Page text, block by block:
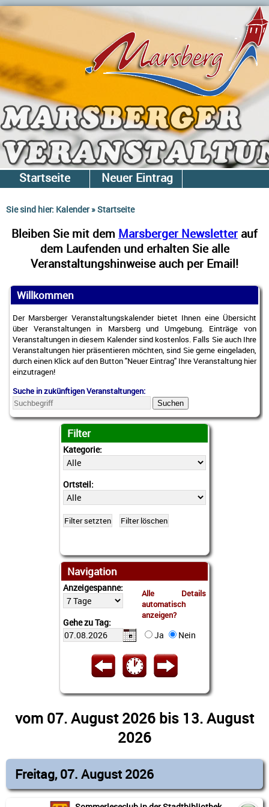
Startseite
Neuer Eintrag
Sie sind hier: Kalender»Startseite
Bleiben Sie mit dem Marsberger Newsletter auf
dem Laufenden und erhalten Sie alle
Veranstaltungshinweise auch per Email!
Willkommen
Der Marsberger Veranstaltungskalender bietet Ihnen eine Übersicht
über Veranstaltungen in Marsberg und Umgebung. Einträge von
Veranstaltungen in diesem Kalender sind kostenlos. Falls Sie auch Ihre
Veranstaltungen hier präsentieren möchten, sind Sie gerne eingeladen,
durch einen Klick auf den Button "Neuer Eintrag" Ihre Veranstaltung hier
einzutragen!
Suche in zukünftigen Veranstaltungen:
Suchen
Filter
Kategorie:
Ortsteil:
Navigation
Anzeigespanne:
Gehe zu Tag:
Alle Details
automatisch
anzeigen?
Ja Nein
vom 07. August 2026 bis 13. August
2026
Freitag, 07. August 2026